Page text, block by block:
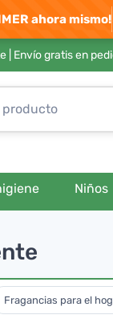
ahora mismo!
| Envío gratis en
Niños
Fragancias para el